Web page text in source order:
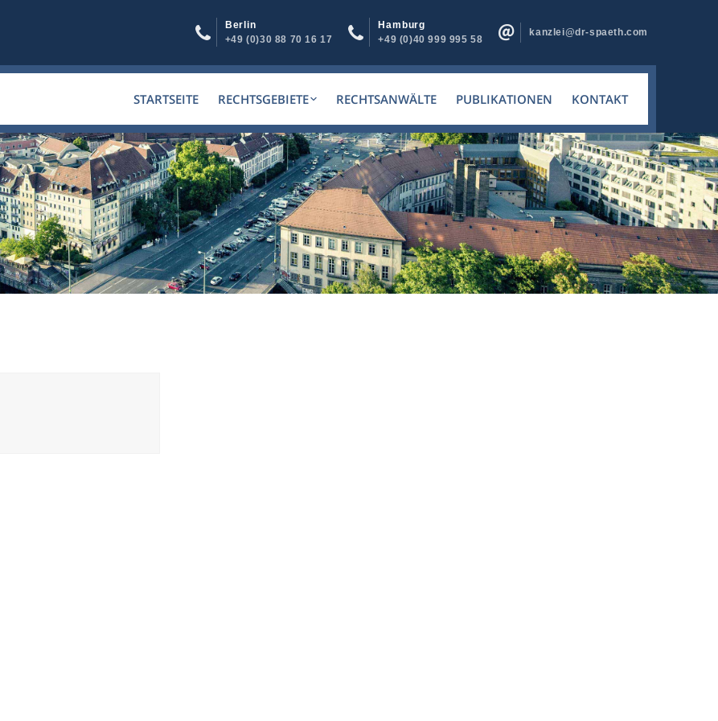
Berlin
+49 (0)30 88 70 16 17
Hamburg
+49 (0)40 999 995 58
kanzlei@dr-spaeth.com
STARTSEITE RECHTSGEBIETE RECHTSANWÄLTE PUBLIKATIONEN KONTAKT